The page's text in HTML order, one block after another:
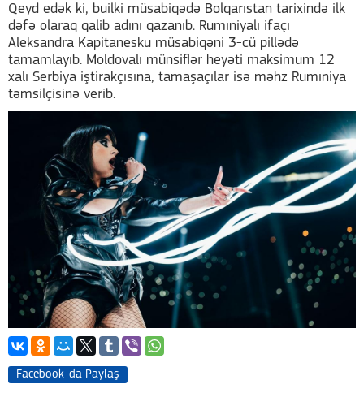
Qeyd edək ki, builki müsabiqədə Bolqarıstan tarixində ilk
dəfə olaraq qalib adını qazanıb. Rumıniyalı ifaçı
Aleksandra Kapitanesku müsabiqəni 3-cü pillədə
tamamlayıb. Moldovalı münsiflər heyəti maksimum 12
xalı Serbiya iştirakçısına, tamaşaçılar isə məhz Rumıniya
təmsilçisinə verib.
Facebook-da Paylaş